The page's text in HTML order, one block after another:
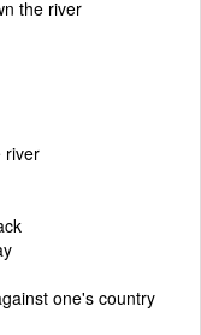
the river
river
one's country